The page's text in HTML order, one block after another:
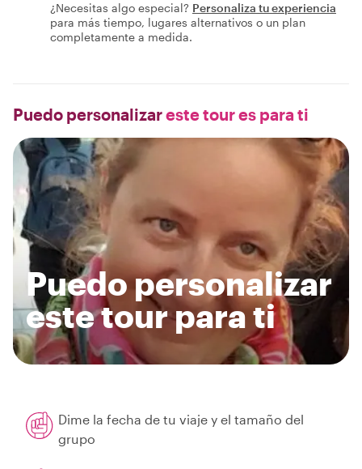
¿Necesitas algo especial? Personaliza tu experiencia
para más tiempo, lugares alternativos o un plan
completamente a medida.
Puedo personalizareste tour es para ti
Puedo personalizar
este tour para ti
Dime la fecha de tu viaje y el tamaño del
grupo